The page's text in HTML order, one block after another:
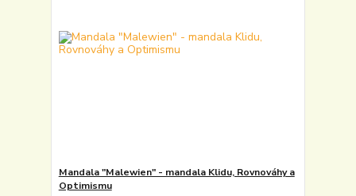
Mandala "Malewien" - mandala Klidu, Rovnováhy a
Optimismu